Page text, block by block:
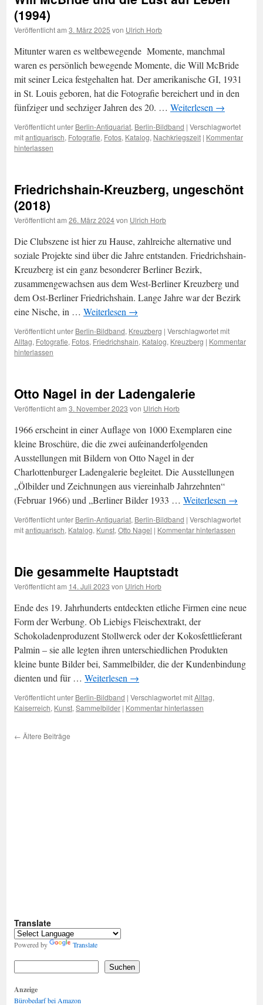
(1994)
Veröffentlicht am 3. März 2025 von Ulrich Horb
Mitunter waren es weltbewegende Momente, manchmal
waren es persönlich bewegende Momente, die Will McBride
mit seiner Leica festgehalten hat. Der amerikanische GI, 1931
in St. Louis geboren, hat die Fotografie bereichert und in den
fünfziger und sechziger Jahren des 20. … Weiterlesen →
Veröffentlicht unter Berlin-Antiquariat, Berlin-Bildband | Verschlagwortet
mitantiquarisch, Fotografie, Fotos, Katalog, Nachkriegszeit | Kommentar
hinterlassen
Friedrichshain-Kreuzberg, ungeschönt
(2018)
Veröffentlicht am 26. März 2024von Ulrich Horb
Die Clubszene ist hier zu Hause, zahlreiche alternative und
soziale Projekte sind über die Jahre entstanden. Friedrichshain-
Kreuzberg ist ein ganz besonderer Berliner Bezirk,
zusammengewachsen aus dem West-Berliner Kreuzberg und
dem Ost-Berliner Friedrichshain. Lange Jahre war der Bezirk
eine Nische, in … Weiterlesen →
Veröffentlicht unter Berlin-Bildband, Kreuzberg | Verschlagwortet mit
Alltag, Fotografie, Fotos, Friedrichshain, Katalog, Kreuzberg | Kommentar
hinterlassen
Otto Nagel in der Ladengalerie
Veröffentlicht am 3. November 2023 von Ulrich Horb
1966 erscheint in einer Auflage von 1000 Exemplaren eine
kleine Broschüre, die die zwei aufeinanderfolgenden
Ausstellungen mit Bildern von Otto Nagel in der
Charlottenburger Ladengalerie begleitet. Die Ausstellungen
„Ölbilder und Zeichnungen aus viereinhalb Jahrzehnten“
(Februar 1966) und „Berliner Bilder 1933 … Weiterlesen →
Veröffentlicht unter Berlin-Antiquariat, Berlin-Bildband | Verschlagwortet
mitantiquarisch, Katalog, Kunst, Otto Nagel | Kommentar hinterlassen
Die gesammelte Hauptstadt
Veröffentlicht am 14. Juli 2023 von Ulrich Horb
Ende des 19. Jahrhunderts entdeckten etliche Firmen eine neue
Form der Werbung. Ob Liebigs Fleischextrakt, der
Schokoladenproduzent Stollwerck oder der Kokosfettlieferant
Palmin – sie alle legten ihren unterschiedlichen Produkten
kleine bunte Bilder bei, Sammelbilder, die der Kundenbindung
dienten und für … Weiterlesen →
Veröffentlicht unter Berlin-Bildband | Verschlagwortet mitAlltag,
Kaiserreich, Kunst, Sammelbilder | Kommentar hinterlassen
← Ältere Beiträge
Translate
Powered by Translate
Suchen
Anzeige
Bürobedarf bei Amazon